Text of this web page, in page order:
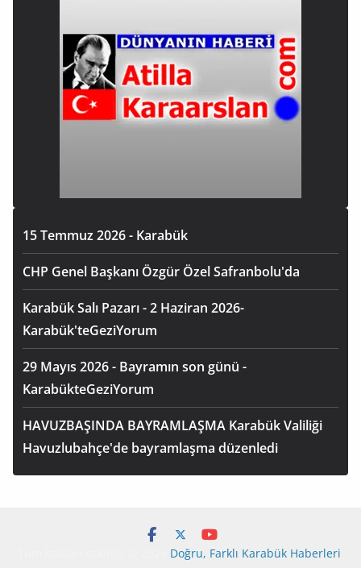
15 Temmuz 2026 - Karabük
CHP Genel Başkanı Özgür Özel Safranbolu'da
Karabük Salı Pazarı - 2 Haziran 2026-
Karabük'teGeziYorum
29 Mayıs 2026 - Bayramın son günü -
KarabükteGeziYorum
HAVUZBAŞINDA BAYRAMLAŞMA Karabük Valiliği
Havuzlubahçe'de bayramlaşma düzenledi
Doğru, Farklı Karabük Haberleri